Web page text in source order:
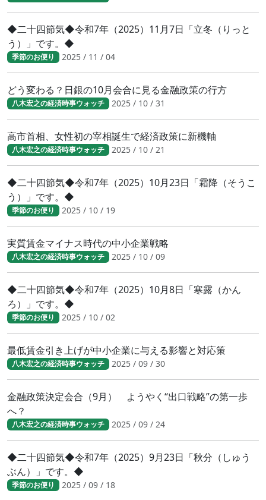
◆二十四節気◆令和7年（2025）11月7日「立冬（りっと
う）」です。◆
季節のお便り 2025 / 11 / 04
どう変わる？日銀の10月会合に見る金融政策の行方
八木宏之の経済時事ウォッチ 2025 / 10 / 31
高市首相、女性初の宰相誕生で経済政策に新機軸
八木宏之の経済時事ウォッチ 2025 / 10 / 21
◆二十四節気◆令和7年（2025）10月23日「霜降（そうこ
う）」です。◆
季節のお便り 2025 / 10 / 19
実質賃金マイナス時代の中小企業戦略
八木宏之の経済時事ウォッチ 2025 / 10 / 09
◆二十四節気◆令和7年（2025）10月8日「寒露（かん
ろ）」です。◆
季節のお便り 2025 / 10 / 02
最低賃金引き上げが中小企業に与える影響と対応策
八木宏之の経済時事ウォッチ 2025 / 09 / 30
金融政策決定会合（9月） ようやく“出口戦略”の第一歩
へ？
八木宏之の経済時事ウォッチ 2025 / 09 / 24
◆二十四節気◆令和7年（2025）9月23日「秋分（しゅう
ぶん）」です。◆
季節のお便り 2025 / 09 / 18